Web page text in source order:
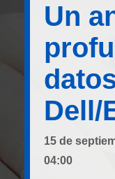
Un
Dell/
15 de
04:00